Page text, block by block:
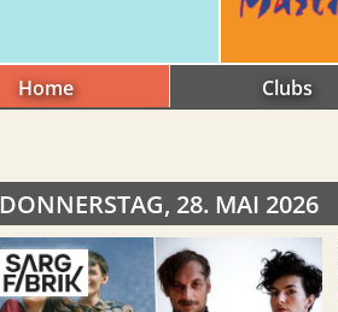
Home Clubs
DONNERSTAG, 28. MAI 2026